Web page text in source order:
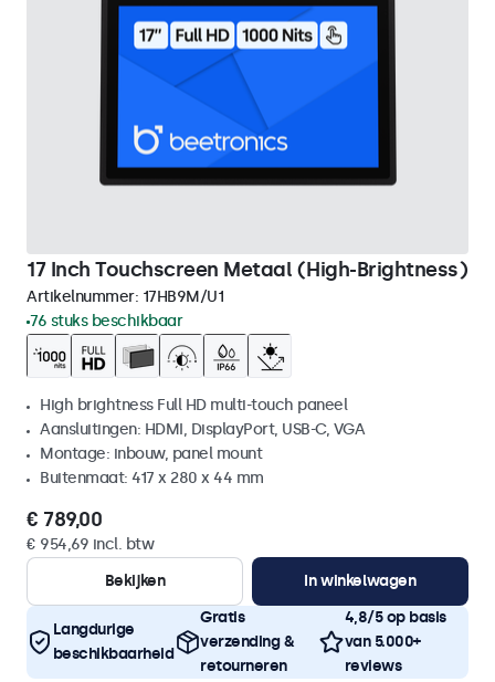
17 Inch Touchscreen Metaal (High-Brightness)
Artikelnummer: 17HB9M/U1
76 stuks beschikbaar
High brightness Full HD multi-touch paneel
Aansluitingen: HDMI, DisplayPort, USB-C, VGA
Montage: inbouw, panel mount
Buitenmaat: 417 x 280 x 44 mm
€ 789,00
€ 954,69 incl. btw
Bekijken
In winkelwagen
Langdurige
beschikbaarheid
Gratis
verzending &
retourneren
4,8/5 op basis
van 5.000+
reviews